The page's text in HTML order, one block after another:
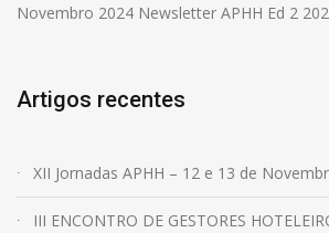
Novembro 2024 Newsletter APHH Ed 2
Artigos recentes
XII Jornadas APHH – 12 e 13 de
III ENCONTRO DE GESTORES